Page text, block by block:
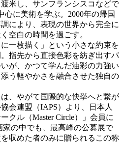
米し、サンフランシスコなどで
心に美術を学ぶ。2000年の帰国
により、表現の世界から完全に
空白の時間を過ごす。
一枚描く」という小さな約束を
指先から直接色彩を紡ぎ出すパ
が、かつて学んだ油彩の力強い
う軽やかさを融合させた独自の
、やがて国際的な快挙へと繋が
会連盟（IAPS）より、日本人
クル（Master Circle）」会員に
の中でも、最高峰の公募展で
収めた者のみに贈られるこの称